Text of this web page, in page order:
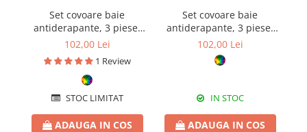
Pilote cu blăniță
Set covoare baie
antiderapante, 3 piese,
model albastru cu
accente aurii
102,00 Lei
1 Review
STOC LIMITAT
ADAUGA IN COS
Set covoare baie
antiderapante, 3 piese,
model fluturi tropicali
102,00 Lei
IN STOC
ADAUGA IN COS